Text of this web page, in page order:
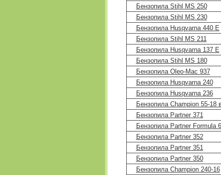
Бензопила Stihl MS 250
Бензопила Stihl MS 230
Бензопила Husqvarna 440 E
Бензопила Stihl MS 211
Бензопила Husqvarna 137 E
Бензопила Stihl MS 180
Бензопила Oleo-Mac 937
Бензопила Husqvarna 240
Бензопила Husqvarna 236
Бензопила Champion 55-18
Бензопила Partner 371
Бензопила Partner Formula
Бензопила Partner 352
Бензопила Partner 351
Бензопила Partner 350
Бензопила Champion 240-16